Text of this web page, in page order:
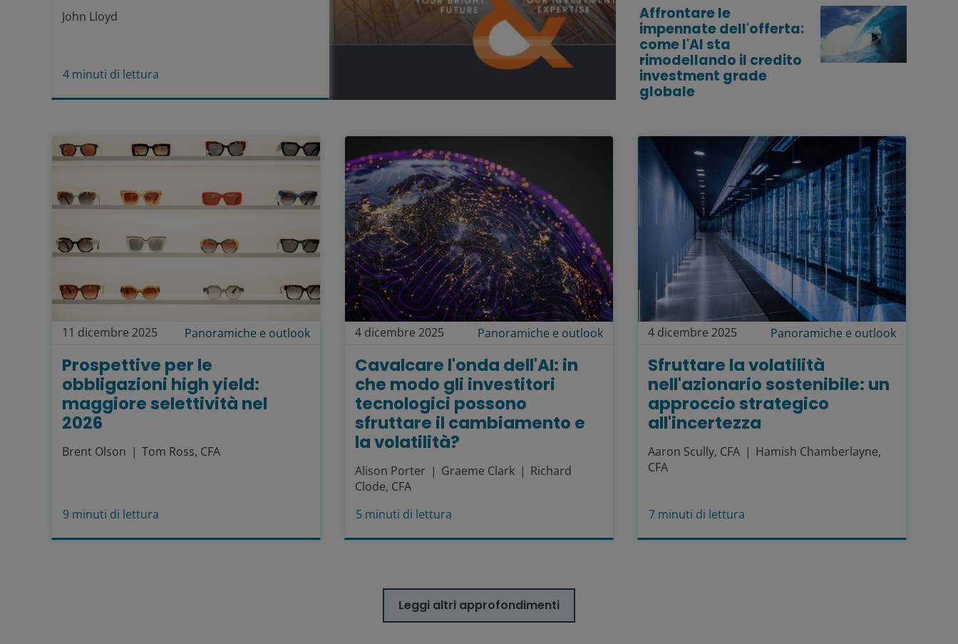
John Lloyd
4 minuti di lettura
Affrontare le
impennate dell'offerta:
come l'AI sta
rimodellando il credito
investment grade
globale
11 dicembre 2025 Panoramiche e outlook
Prospettive per le
obbligazioni high yield:
maggiore selettività nel
2026
Brent Olson Tom Ross, CFA
9 minuti di lettura
4 dicembre 2025 Panoramiche e outlook
Cavalcare l'onda dell'AI: in
che modo gli investitori
tecnologici possono
sfruttare il cambiamento e
la volatilità?
Alison Porter Graeme Clark
Richard
Clode, CFA
5 minuti di lettura
4 dicembre 2025 Panoramiche e outlook
Sfruttare la volatilità
nell'azionario sostenibile: un
approccio strategico
all'incertezza
Aaron Scully, CFA
Hamish Chamberlayne,
CFA
7 minuti di lettura
Leggi altri approfondimenti